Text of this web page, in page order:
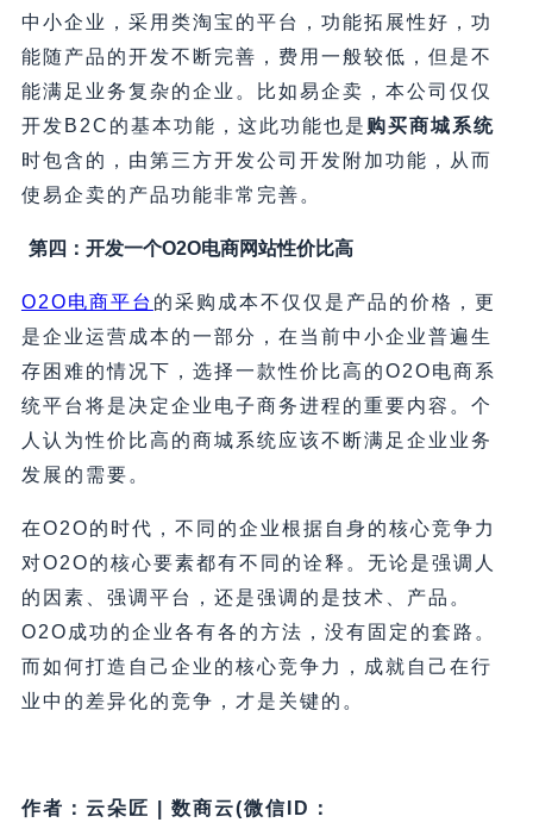
中小企业，采用类淘宝的平台，功能拓展性好，功
能随产品的开发不断完善，费用一般较低，但是不
能满足业务复杂的企业。比如易企卖，本公司仅仅
开发B2C的基本功能，这此功能也是 购买商城系统
时包含的，由第三方开发公司开发附加功能，从而
使易企卖的产品功能非常完善。
第四：开发一个O2O电商网站性价比高
O2O电商平台 的采购成本不仅仅是产品的价格，更
是企业运营成本的一部分，在当前中小企业普遍生
存困难的情况下，选择一款性价比高的O2O电商系
统平台将是决定企业电子商务进程的重要内容。个
人认为性价比高的商城系统应该不断满足企业业务
发展的需要。
在O2O的时代，不同的企业根据自身的核心竞争力
对O2O的核心要素都有不同的诠释。无论是强调人
的因素、强调平台，还是强调的是技术、产品。
O2O成功的企业各有各的方法，没有固定的套路。
而如何打造自己企业的核心竞争力，成就自己在行
业中的差异化的竞争，才是关键的。
作者：云朵匠 | 数商云(微信ID：